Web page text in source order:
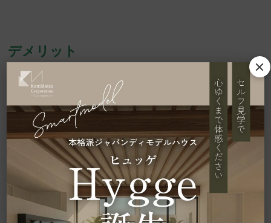
デメリット
・建築コストが高い
・認定までに時間がかかり入居が遅くなる
・定期的な点検やメンテナンスが必須
一方、デメリットがない訳ではありません。
まず、認定条件をクリアするためには、高い品質と性能を持ち
合わせる必要があり、使う材料も異なってきます。
そのため、どうしても建築コストは通常の住宅より割高です。